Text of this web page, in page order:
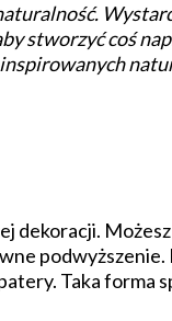
stworzyć coś
Taka forma